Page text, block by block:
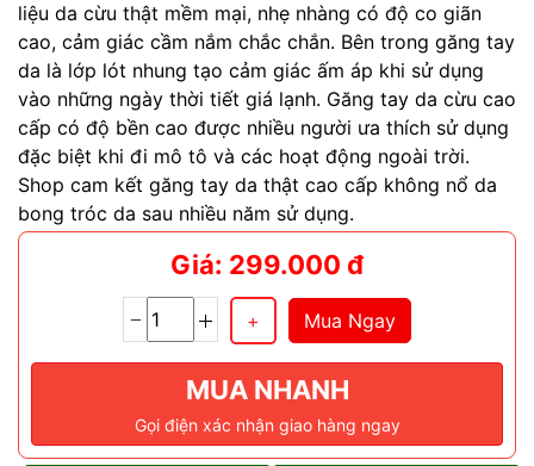
liệu da cừu thật mềm mại, nhẹ nhàng có độ co giãn
cao, cảm giác cầm nắm chắc chắn. Bên trong găng tay
da là lớp lót nhung tạo cảm giác ấm áp khi sử dụng
vào những ngày thời tiết giá lạnh. Găng tay da cừu cao
cấp có độ bền cao được nhiều người ưa thích sử dụng
đặc biệt khi đi mô tô và các hoạt động ngoài trời.
Shop cam kết găng tay da thật cao cấp không nổ da
bong tróc da sau nhiều năm sử dụng.
Giá: 299.000 đ
Mua Ngay
MUA NHANH
Gọi điện xác nhận giao hàng ngay